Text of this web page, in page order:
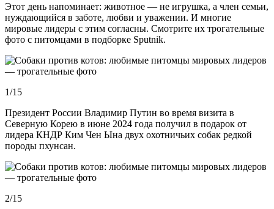
Этот день напоминает: животное — не игрушка, а член семьи,
нуждающийся в заботе, любви и уважении. И многие
мировые лидеры с этим согласны. Смотрите их трогательные
фото с питомцами в подборке Sputnik.
1/15
Президент России Владимир Путин во время визита в
Северную Корею в июне 2024 года получил в подарок от
лидера КНДР Ким Чен Ына двух охотничьих собак редкой
породы пхунсан.
2/15